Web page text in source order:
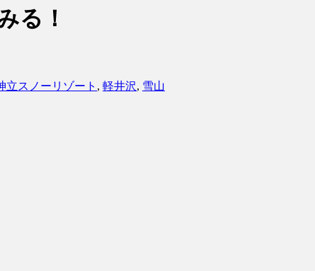
る！
立スノーリゾート , 軽井沢, 雪山